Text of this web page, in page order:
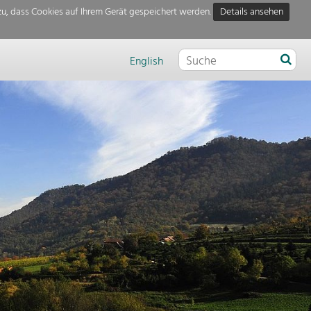
dass Cookies auf Ihrem Gerät gespeichert werden.
Details ansehen
English